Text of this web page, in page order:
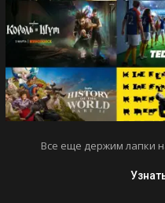
Все еще держим лапки